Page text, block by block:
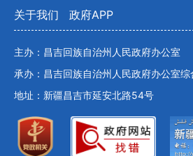
关于我们
政府APP
主办：昌吉回族自治州人民政府办公室
承办：昌吉回族自治州人民政府办公室
地址：新疆昌吉市延安北路54号